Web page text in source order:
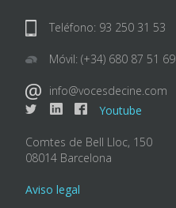
Teléfono: 93 250 31 53
Móvil: (+34) 680 87 51 69
info@vocesdecine.com
Youtube
Comtes de Bell Lloc, 150
08014 Barcelona
Aviso legal